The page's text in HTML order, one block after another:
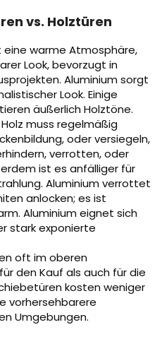
vs. Holztüren
eine warme Atmosphäre,
Look, bevorzugt in
Aluminium sorgt
Look. Einige
äußerlich Holztöne.
Holz muss regelmäßig
oder versiegeln,
verrotten, oder
ist es anfälliger für
Aluminium verrottet
anlocken; es ist
Aluminium eignet sich
stark exponierte
oft im oberen
den Kauf als auch für die
kosten weniger
vorhersehbarere
Umgebungen.